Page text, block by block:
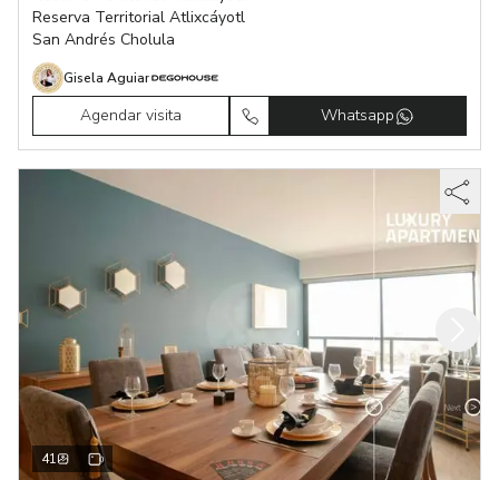
Reserva Territorial Atlixcáyotl
San Andrés Cholula
Gisela Aguiar
Agendar visita Whatsapp
41